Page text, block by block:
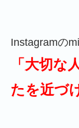
Instagramの
「 大切な
たを近づ